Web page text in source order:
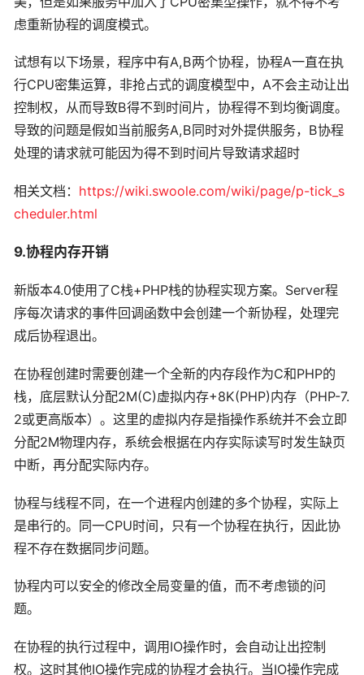
虑重新协程的调度模式。
试想有以下场景，程序中有A,B两个协程，协程A一直在执
行CPU密集运算，非抢占式的调度模型中，A不会主动让出
控制权，从而导致B得不到时间片，协程得不到均衡调度。
导致的问题是假如当前服务A,B同时对外提供服务，B协程
处理的请求就可能因为得不到时间片导致请求超时
相关文档： https://wiki.swoole.com/wiki/page/p-tick_s
cheduler.html
9.协程内存开销
新版本4.0使用了C栈+PHP栈的协程实现方案。Server程
序每次请求的事件回调函数中会创建一个新协程，处理完
成后协程退出。
在协程创建时需要创建一个全新的内存段作为C和PHP的
栈，底层默认分配2M(C)虚拟内存+8K(PHP)内存（PHP-7.
2或更高版本）。这里的虚拟内存是指操作系统并不会立即
分配2M物理内存，系统会根据在内存实际读写时发生缺页
中断，再分配实际内存。
协程与线程不同，在一个进程内创建的多个协程，实际上
是串行的。同一CPU时间，只有一个协程在执行，因此协
程不存在数据同步问题。
协程内可以安全的修改全局变量的值，而不考虑锁的问
题。
在协程的执行过程中，调用IO操作时，会自动让出控制
权。这时其他IO操作完成的协程才会执行。当IO操作完成